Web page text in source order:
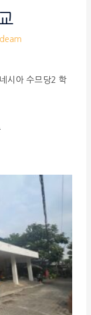
시아 수므당2 학